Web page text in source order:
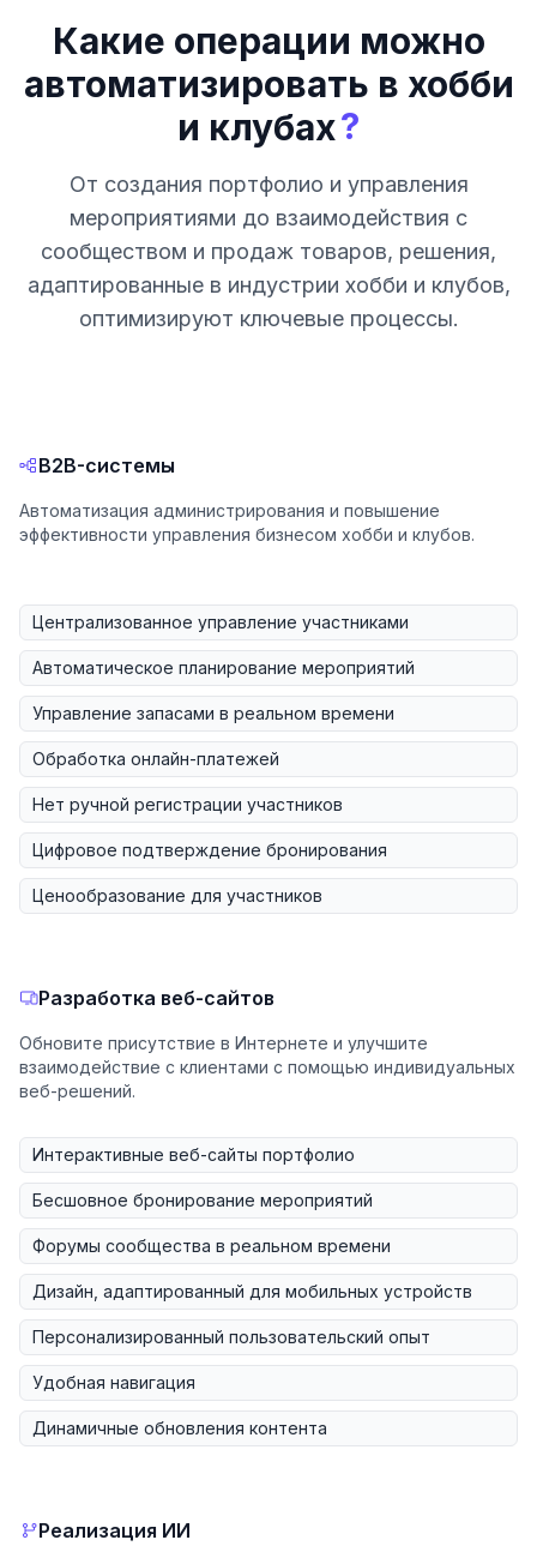
Какие операции можно
автоматизировать в хобби
и клубах?
От создания портфолио и управления
мероприятиями до взаимодействия с
сообществом и продаж товаров, решения,
адаптированные в индустрии хобби и клубов,
оптимизируют ключевые процессы.
B2B-системы
Автоматизация администрирования и повышение
эффективности управления бизнесом хобби и клубов.
Централизованное управление участниками
Автоматическое планирование мероприятий
Управление запасами в реальном времени
Обработка онлайн-платежей
Нет ручной регистрации участников
Цифровое подтверждение бронирования
Ценообразование для участников
Разработка веб-сайтов
Обновите присутствие в Интернете и улучшите
взаимодействие с клиентами с помощью индивидуальных
веб-решений.
Интерактивные веб-сайты портфолио
Бесшовное бронирование мероприятий
Форумы сообщества в реальном времени
Дизайн, адаптированный для мобильных устройств
Персонализированный пользовательский опыт
Удобная навигация
Динамичные обновления контента
Реализация ИИ